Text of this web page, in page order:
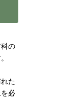
の
た
必